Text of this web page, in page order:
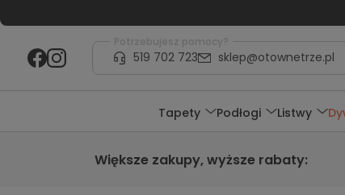
Potrzebujesz pomocy?
519 702 723 sklep@otownetrze.pl
Tapety Podłogi Listwy
Większe zakupy,wyższe rabaty: